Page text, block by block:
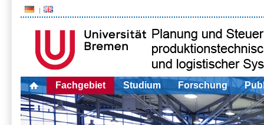
Fachgebiet Studium Forschung